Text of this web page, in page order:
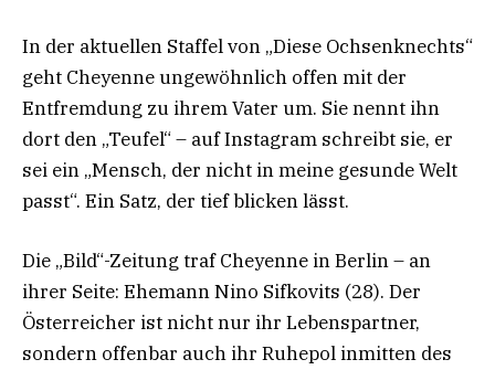
In der aktuellen Staffel von „Diese Ochsenknechts“
geht Cheyenne ungewöhnlich offen mit der
Entfremdung zu ihrem Vater um. Sie nennt ihn
dort den „Teufel“ – auf Instagram schreibt sie, er
sei ein „Mensch, der nicht in meine gesunde Welt
passt“. Ein Satz, der tief blicken lässt.
Die „Bild“-Zeitung traf Cheyenne in Berlin – an
ihrer Seite: Ehemann Nino Sifkovits (28). Der
Österreicher ist nicht nur ihr Lebenspartner,
sondern offenbar auch ihr Ruhepol inmitten des